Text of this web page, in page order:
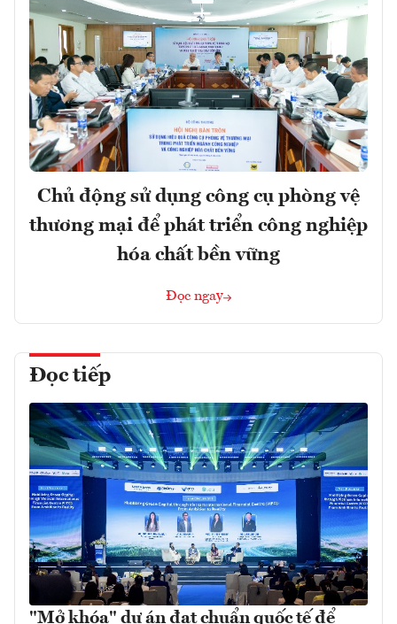
Chủ động sử dụng công cụ phòng vệ
thương mại để phát triển công nghiệp
hóa chất bền vững
Đọc ngay
Đọc tiếp
"Mở khóa" dự án đạt chuẩn quốc tế để